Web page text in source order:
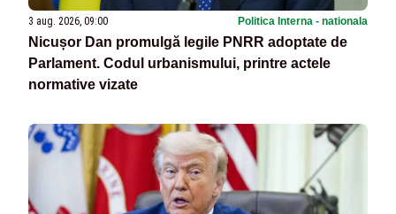
3 aug. 2026, 09:00 Politica Interna - nationala
Nicușor Dan promulgă legile PNRR adoptate de
Parlament. Codul urbanismului, printre actele
normative vizate